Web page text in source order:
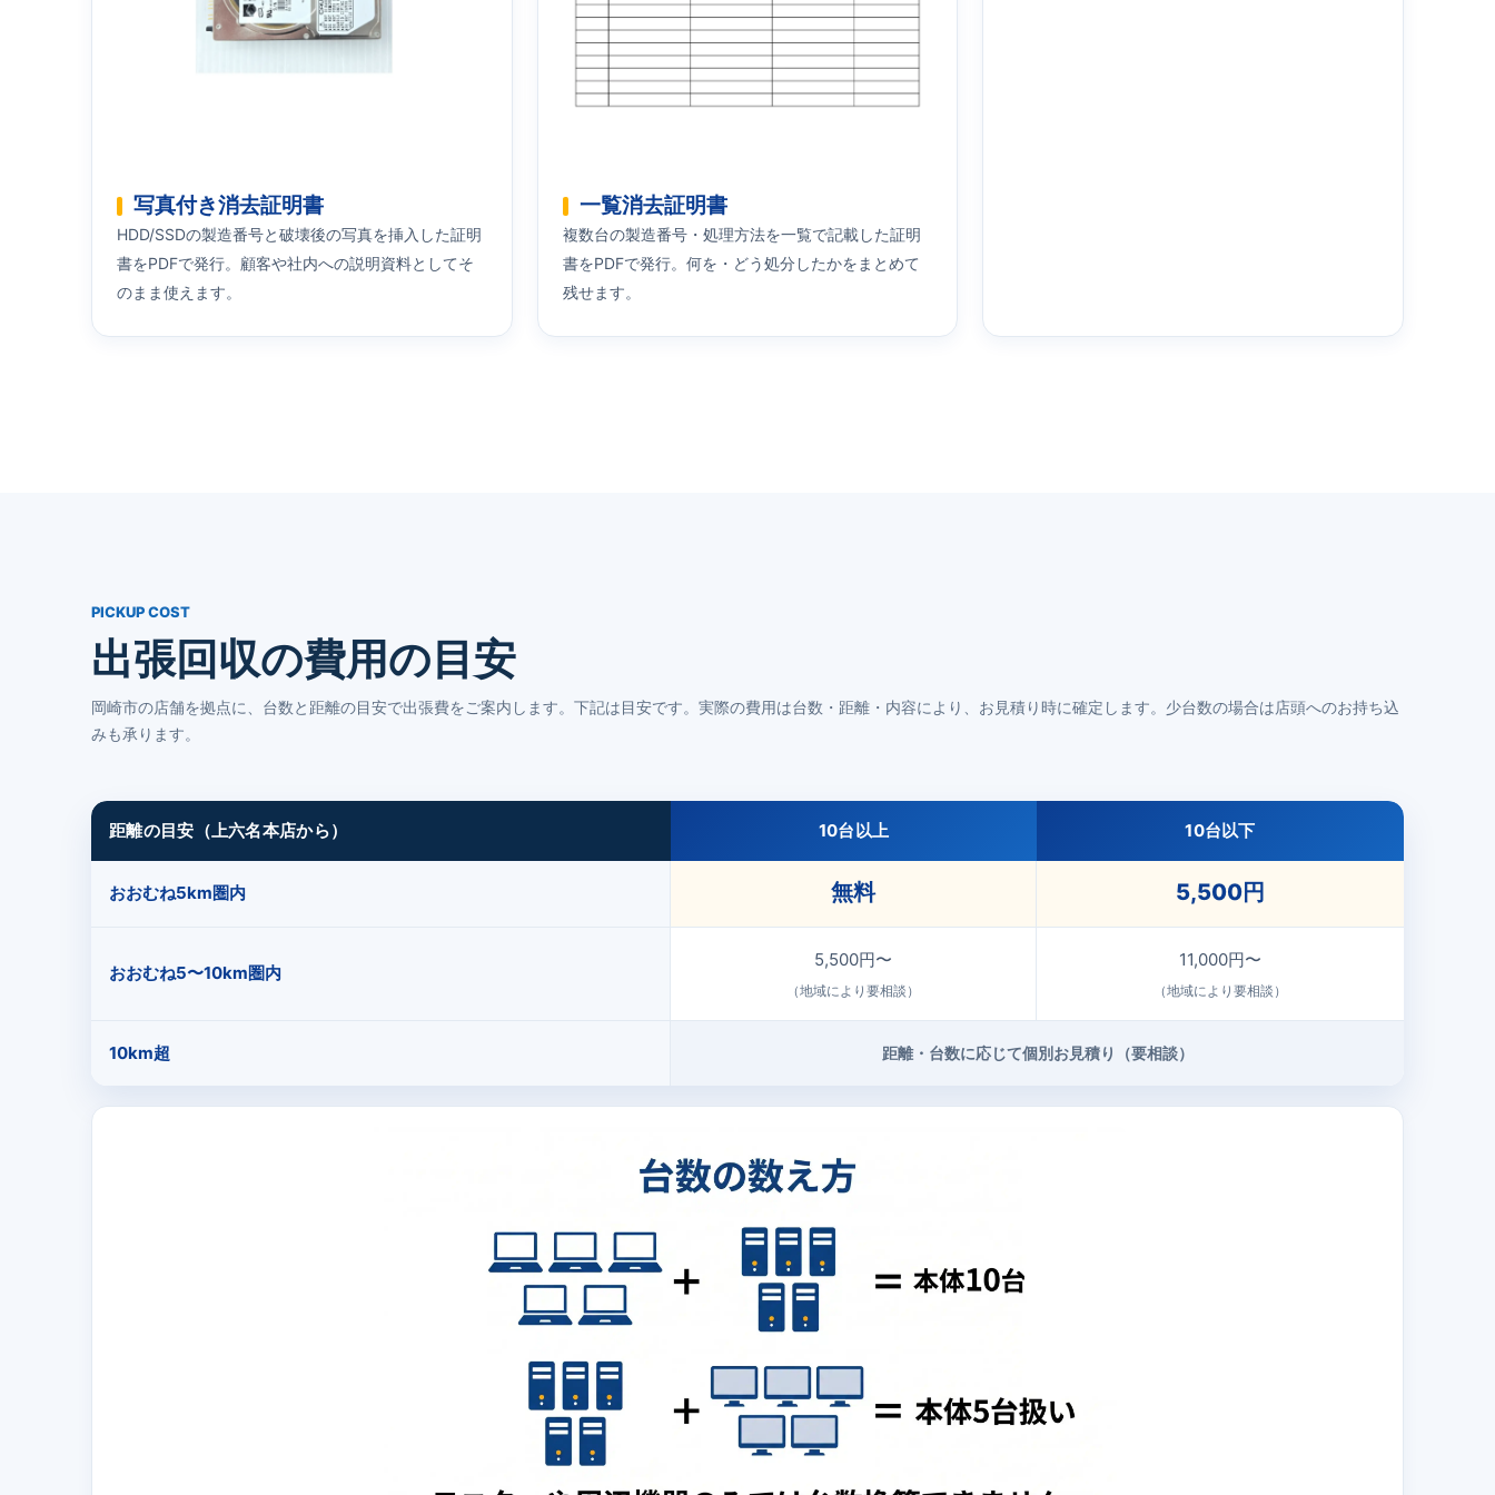
写真付き消去証明書
HDD/SSDの製造番号と破壊後の写真を挿入した証明
書をPDFで発行。顧客や社内への説明資料としてそ
のまま使えます。
一覧消去証明書
複数台の製造番号・処理方法を一覧で記載した証明
書をPDFで発行。何を・どう処分したかをまとめて
残せます。
PICKUP COST
出張回収の費用の目安
岡崎市の店舗を拠点に、台数と距離の目安で出張費をご案内します。下記は目安です。実際の費用は台数・距離・内容により、お見積り時に確定します。少台数の場合は店頭へのお持ち込
みも承ります。
距離の目安（上六名本店から） 10台以上 10台以下
おおむね5km圏内 無料 5,500円
おおむね5〜10km圏内
5,500円〜
（地域により要相談）
11,000円〜
（地域により要相談）
10km超 距離・台数に応じて個別お見積り（要相談）